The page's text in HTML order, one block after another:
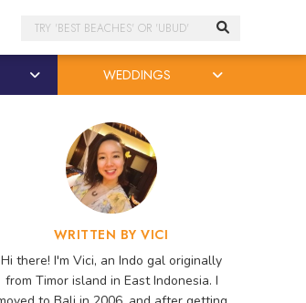
Search
WEDDINGS
WRITTEN BY VICI
Hi there! I'm Vici, an Indo gal originally
from Timor island in East Indonesia. I